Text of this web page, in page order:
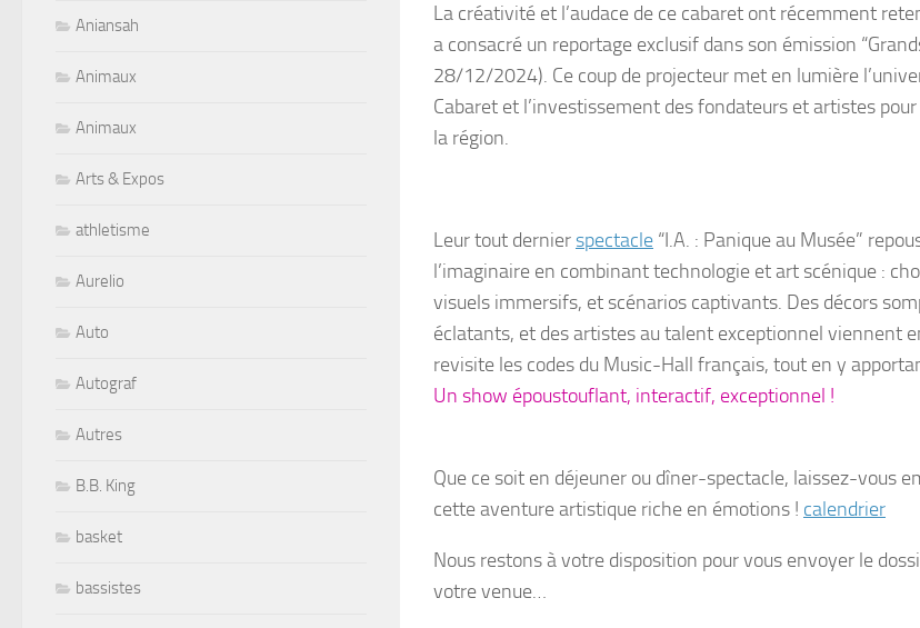
La créativité et l’audace de ce cabaret ont récemment
a consacré un reportage exclusif dans son émission
28/12/2024). Ce coup de projecteur met en lumière
Cabaret et l’investissement des fondateurs et artistes
la région.
Leur tout dernier spectacle “I.A. : Panique au Musée”
l’imaginaire en combinant technologie et art scénique :
visuels immersifs, et scénarios captivants. Des décors
éclatants, et des artistes au talent exceptionnel viennent
revisite les codes du Music-Hall français, tout en y
Un show époustouflant, interactif, exceptionnel !
Que ce soit en déjeuner ou dîner-spectacle, laissez-vous
cetteaventure artistique riche en émotions ! calendrier
Nous restons à votre disposition pour vous envoyer le
votre venue…
Aniansah
Animaux
Animaux
Arts & Expos
athletisme
Aurelio
Auto
Autograf
Autres
B.B. King
basket
bassistes